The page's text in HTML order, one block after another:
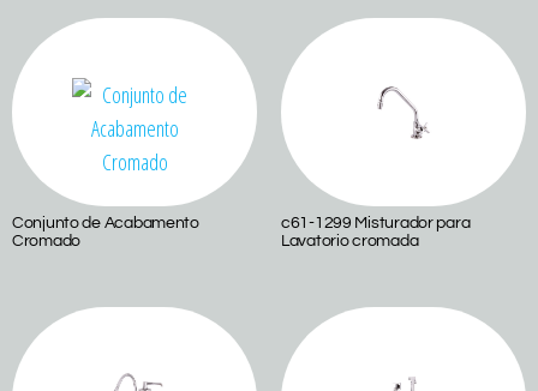
Conjunto de Acabamento
Cromado
c61-1299 Misturador para
Lavatorio cromada